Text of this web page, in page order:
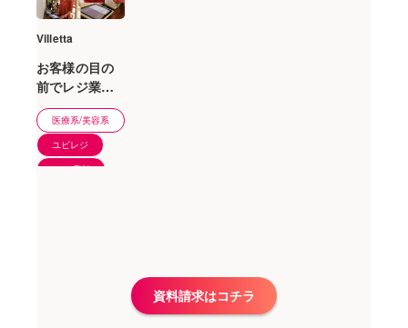
Villetta
お客様の目の
前でレジ業務
を行えて、視
覚的にわかり
やすく、好評
です。
医療系/美容系
ユビレジ
1〜5店舗
資料請求はコチラ